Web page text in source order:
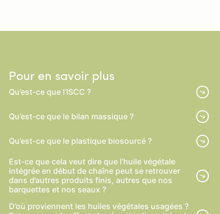
Pour en savoir plus
Qu’est-ce que l’ISCC ?
Qu’est-ce que le bilan massique ?
Qu’est-ce que le plastique biosourcé ?
Est-ce que cela veut dire que l’huile végétale
intégrée en début de chaîne peut se retrouver
dans d’autres produits finis, autres que nos
barquettes et nos seaux ?
D’où proviennent les huiles végétales usagées ?